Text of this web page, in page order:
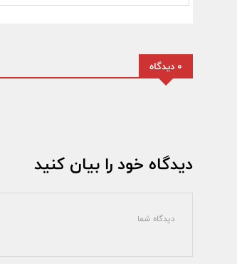
0 دیدگاه
دیدگاه خود را بیان کنید